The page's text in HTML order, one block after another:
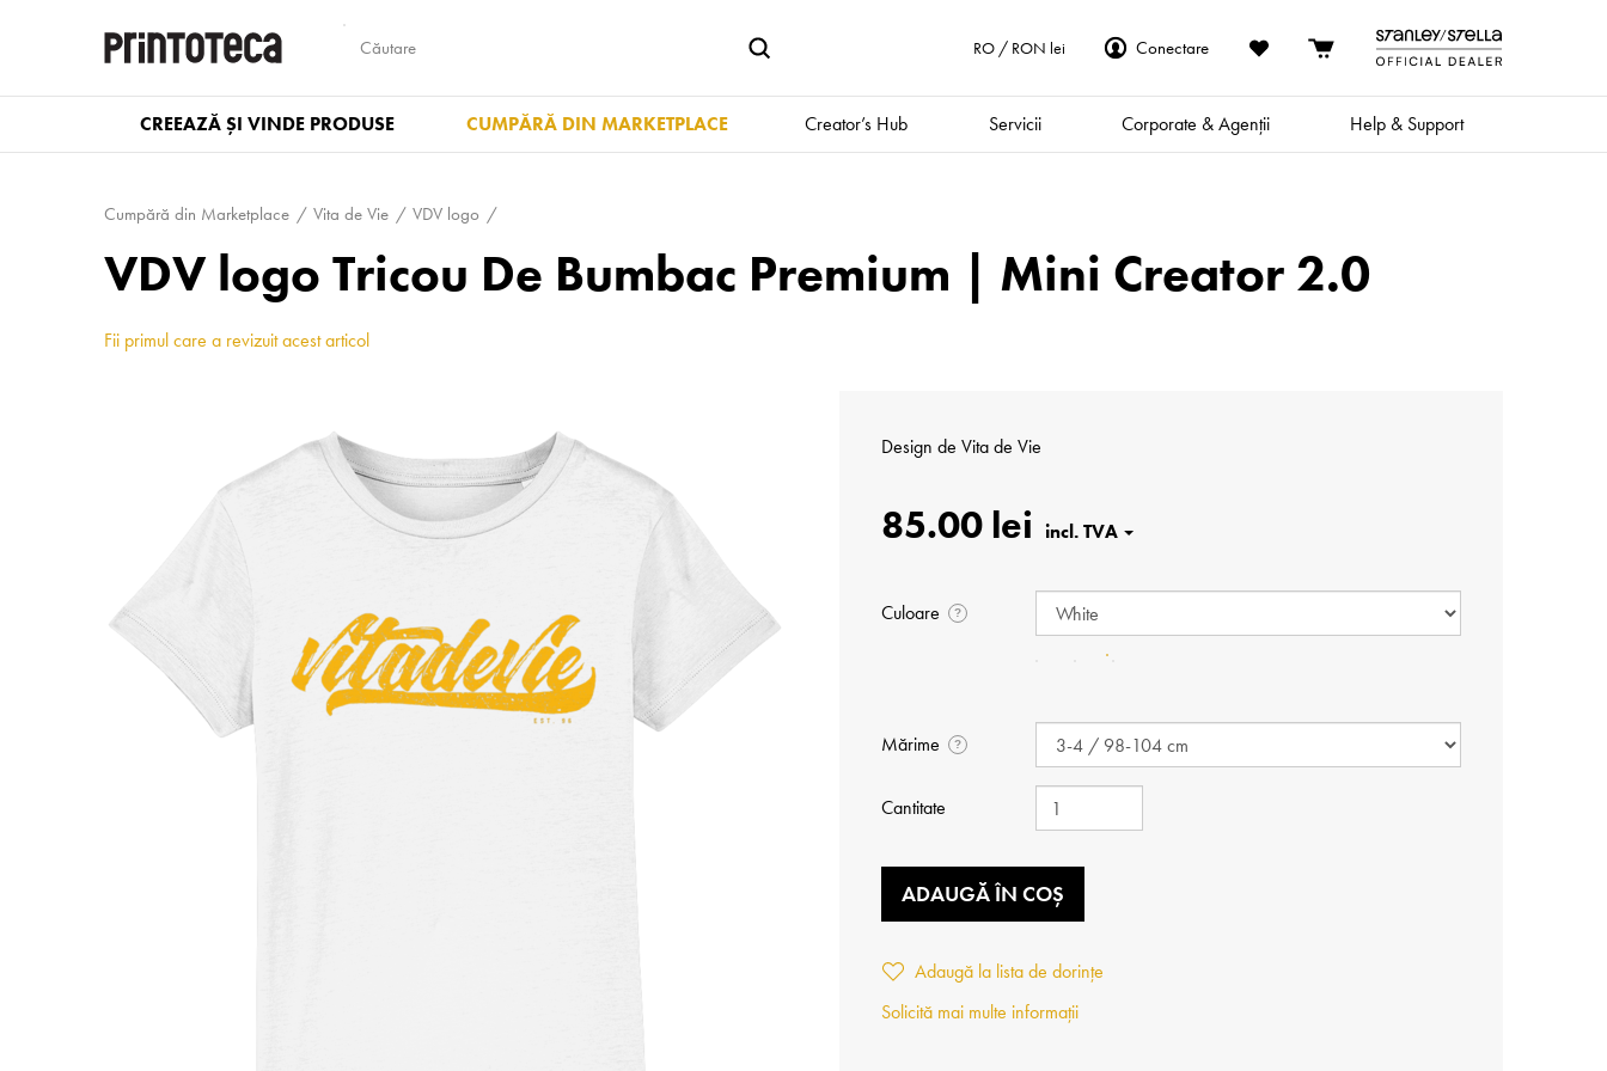
RO / RON lei Conectare
CREEAZĂ ȘI VINDE PRODUSE CUMPĂRĂ DIN MARKETPLACE Creator’s Hub Servicii Corporate & Agenții Help & Support
Cumpără din Marketplace Vita de Vie VDV logo
VDV logo Tricou De Bumbac Premium | Mini Creator 2.0
Fii primul care a revizuit acest articol
Design de Vita de Vie
85.00 lei
Culoare ?
Mărime ?
Cantitate
ADAUGĂ ÎN COȘ
Adaugă la lista de dorințe
Solicită mai multe informații